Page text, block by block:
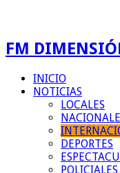
FM
INICIO
NOTICIAS
LOCALES
DEPORTES
POLICIALES